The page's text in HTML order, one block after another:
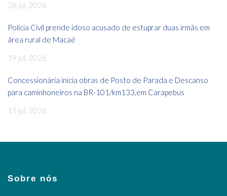
28 jul, 2026
Polícia Civil prende idoso acusado de estuprar duas irmãs em
área rural de Macaé
19 jul, 2026
Concessionária inicia obras de Posto de Parada e Descanso
para caminhoneiros na BR-101/km133,em Carapebus
15 jul, 2026
Sobre nós